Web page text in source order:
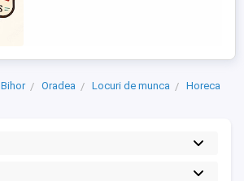
Bihor Oradea Locuri de munca
Horeca